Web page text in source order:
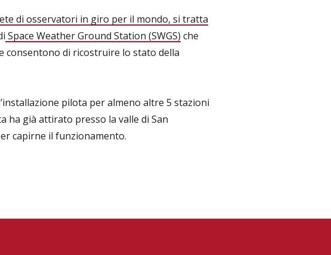
di osservatori in giro per il mondo, si tratta
Space Weather Ground Station (SWGS) che
consentono di ricostruire lo stato della
pilota per almeno altre 5 stazioni
ha già attirato presso la valle di San
capirne il funzionamento.